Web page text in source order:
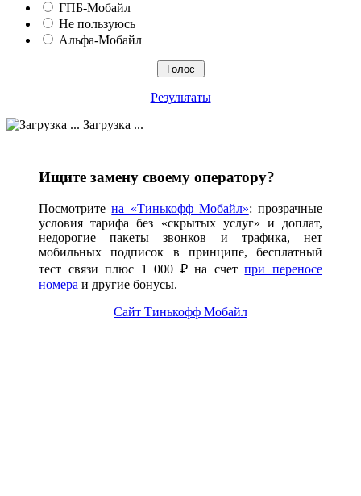
ГПБ-Мобайл
Не пользуюсь
Альфа-Мобайл
Результаты
Загрузка ...
Ищите замену своему оператору?
Посмотритена «Тинькофф Мобайл»: прозрачные
условия тарифа без «скрытых услуг» и доплат,
недорогие пакеты звонков и трафика, нет
мобильных подписок в принципе, бесплатный
тест связи плюс 1 000 ₽ на счетпри переносе
номера и другие бонусы.
Сайт Тинькофф Мобайл